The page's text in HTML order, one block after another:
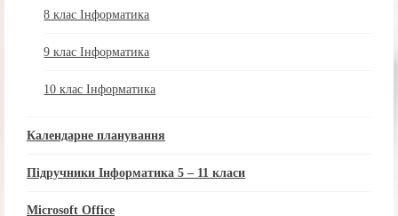
8 клас Інформатика
9 клас Інформатика
10 клас Інформатика
Календарне планування
Підручники Інформатика 5 – 11 класи
Microsoft Office